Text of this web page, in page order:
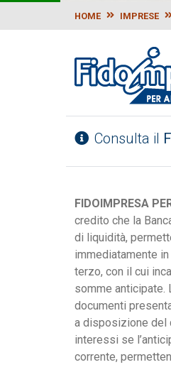
HOME IMPRESE
Consulta il
FIDOIMPRESA
credito che la
di liquidità,
immediatamente
terzo, con il cui
somme anticipate.
documenti
a disposizione del
interessi se
corrente,